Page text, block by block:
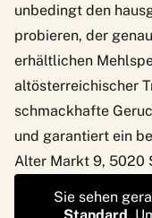
unbedingt den
probieren, der
erhältlichen
altösterreichischer
schmackhafte
und garantiert ein
Alter Markt 9, 5020
Sie sehen